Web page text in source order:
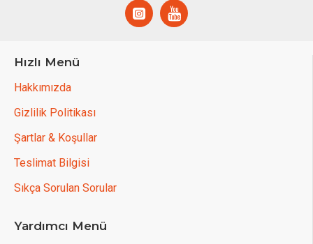
Hızlı Menü
Hakkımızda
Gizlilik Politikası
Şartlar & Koşullar
Teslimat Bilgisi
Sıkça Sorulan Sorular
Yardımcı Menü